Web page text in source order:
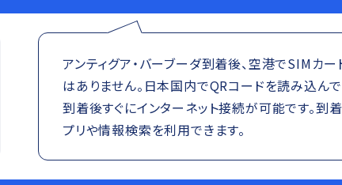
アンティグア・バーブーダ到着後、空港でSIMカ
はありません。日本国内でQRコードを読み込ん
到着後すぐにインターネット接続が可能です。到
プリや情報検索を利用できます。